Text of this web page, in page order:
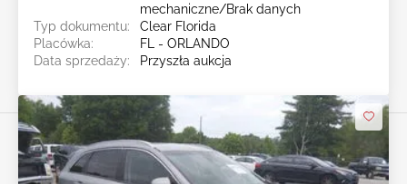
mechaniczne/Brak danych
Typ dokumentu:
Clear Florida
Placówka:
FL - ORLANDO
Data sprzedaży:
Przyszła aukcja